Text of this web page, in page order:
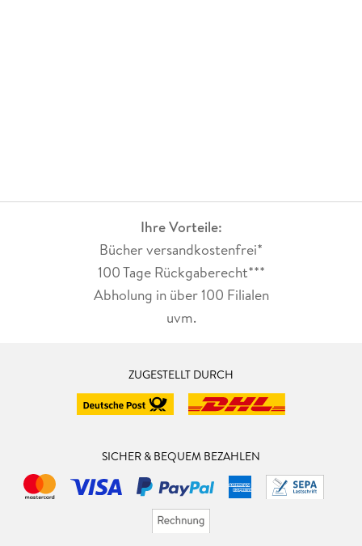
Ihre Vorteile:
Bücher versandkostenfrei*
100 Tage Rückgaberecht***
Abholung in über 100 Filialen
uvm.
ZUGESTELLT DURCH
SICHER & BEQUEM BEZAHLEN